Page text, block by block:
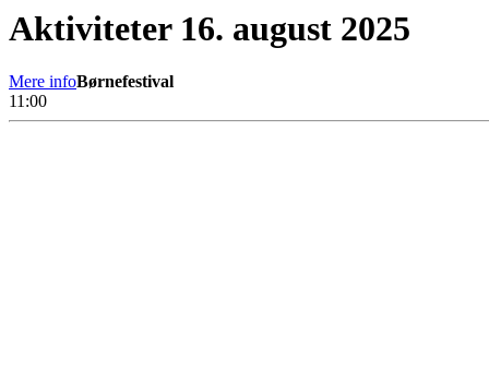
Aktiviteter 16. august 2025
Mere infoBørnefestival
11:00